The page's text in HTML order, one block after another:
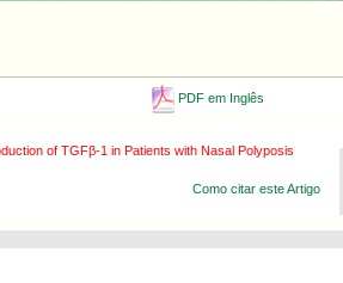
PDF em Inglês
of TGFβ-1 in Patients with Nasal Polyposis
Como citar este Artigo